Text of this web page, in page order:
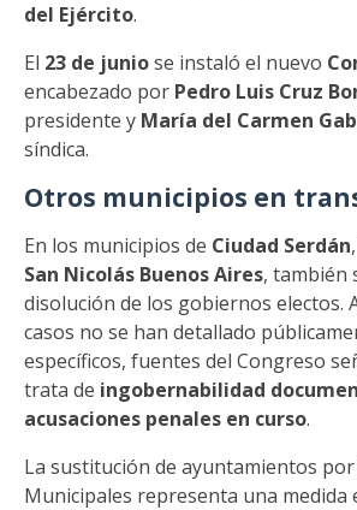
del Ejército.
El 23 de juniose instaló el nuevo
encabezado por Pedro Luis Cruz
presidente y María del Carmen
síndica.
Otros municipios en
En los municipios de Ciudad Serdán,
San Nicolás Buenos Aires, también
disolución de los gobiernos electos.
casos no se han detallado
específicos, fuentes del Congreso
trata de ingobernabilidad
acusaciones penales en curso.
La sustitución de ayuntamientos por
Municipales representa una medida